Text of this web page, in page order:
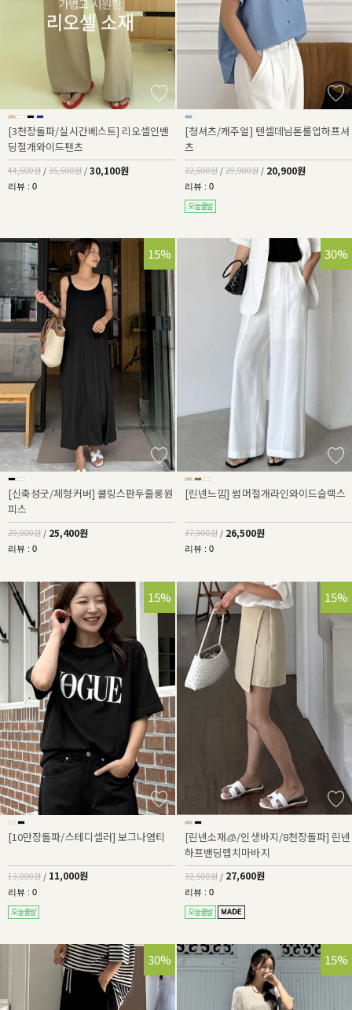
[3천장돌파/실시간베스트] 리오셀인밴
딩절개와이드팬츠
44,500원 / 35,500원 / 30,100원
리뷰 : 0
[청셔츠/캐주얼] 텐셀데님톤롤업하프셔
츠
32,500원 / 29,900원 / 20,900원
리뷰 : 0
15%
[신축성굿/체형커버] 쿨링스판두줄롱원
피스
29,900원 / 25,400원
리뷰 : 0
30%
[린넨느낌] 썸머절개라인와이드슬랙스
37,900원 / 26,500원
리뷰 : 0
15%
[10만장돌파/스테디셀러] 보그나염티
13,000원 / 11,000원
리뷰 : 0
15%
[린넨소재🧊/인생바지/8천장돌파] 린넨
하프밴딩랩치마바지
32,500원 / 27,600원
리뷰 : 0
30% 15%